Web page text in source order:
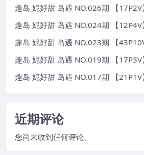
趣岛 妮好甜 岛遇 NO.026期 【
趣岛 妮好甜 岛遇 NO.024期 【
趣岛 妮好甜 岛遇 NO.023期 【
趣岛 妮好甜 岛遇 NO.019期 【
趣岛 妮好甜 岛遇 NO.017期 【
近期评论
您尚未收到任何评论。